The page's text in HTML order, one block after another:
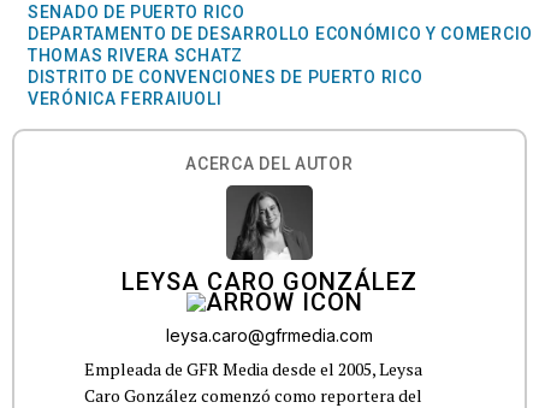
SENADO DE PUERTO RICO
DEPARTAMENTO DE DESARROLLO ECONÓMICO Y COMERCIO
THOMAS RIVERA SCHATZ
DISTRITO DE CONVENCIONES DE PUERTO RICO
VERÓNICA FERRAIUOLI
ACERCA DEL AUTOR
LEYSA CARO GONZÁLEZ
leysa.caro@gfrmedia.com
Empleada de GFR Media desde el 2005, Leysa
Caro González comenzó como reportera del